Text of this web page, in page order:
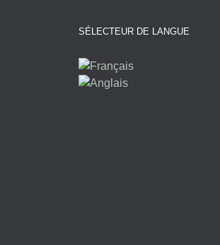
SÉLECTEUR DE LANGUE